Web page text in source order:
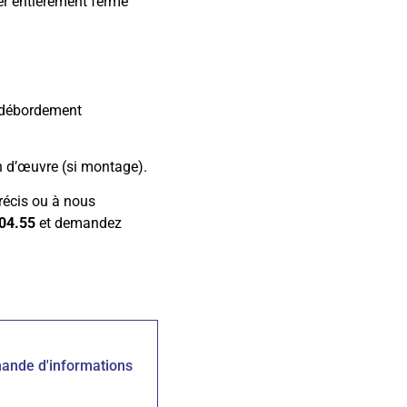
d’œuvre (si montage).
ou à nous
et demandez
d'informations